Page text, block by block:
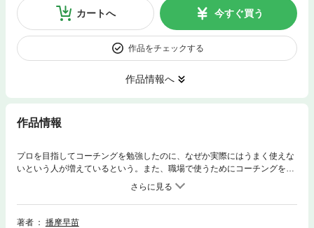
カートへ 今すぐ買う
作品をチェックする
作品情報へ
作品情報
プロを目指してコーチングを勉強したのに、なぜか実際にはうまく使えな
いという人が増えているという。また、職場で使うためにコーチングを勉
強したのに、実際に現場で使おうとするとなかなか成果が出ない、という
悩みも多く聞く。その原因は、「プロの視点」を持っていないことに尽き
ると言っていいだろう。本書は、ベストセラーとなったコーチング入門書
『目からウロコのコーチング』の著者が、「プロは現場でどうコーチング
著者
播摩早苗